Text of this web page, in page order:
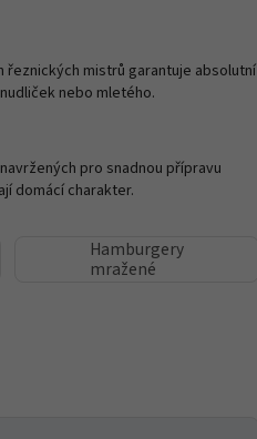
řeznických mistrů garantuje absolutní
nebo mletého.
pro snadnou přípravu
domácí charakter.
Hamburgery
mražené